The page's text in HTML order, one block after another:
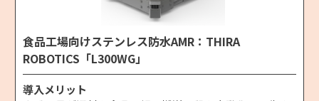
食品工場向けステンレス防水AMR：THIRA
ROBOTICS「L300WG」
導入メリット